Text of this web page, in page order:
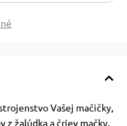
Vašej mačičky,
z žalúdka a čriev mačky.